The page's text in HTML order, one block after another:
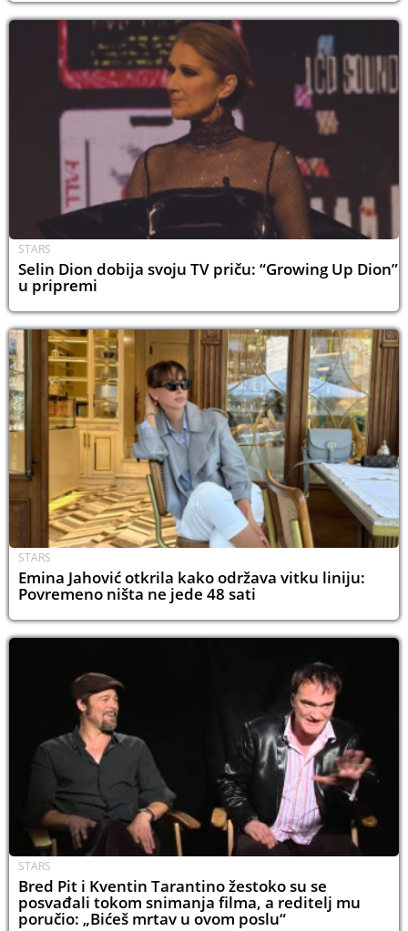
STARS
Selin Dion dobija svoju TV priču: “Growing Up Dion”
u pripremi
STARS
Emina Jahović otkrila kako održava vitku liniju:
Povremeno ništa ne jede 48 sati
STARS
Bred Pit i Kventin Tarantino žestoko su se
posvađali tokom snimanja filma, a reditelj mu
poručio: „Bićeš mrtav u ovom poslu“